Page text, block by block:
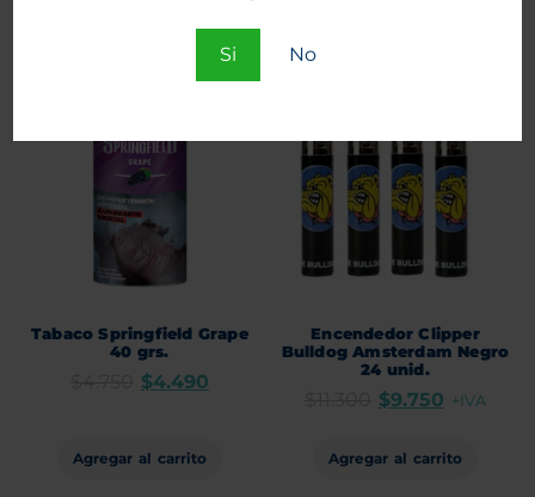
Si No
Agregar al carrito
-5%
Tabaco Springfield Grape
40 grs.
$4.490
Agregar al carrito
Encendedor Clipper
Bulldog Amsterdam Negro
24 unid.
$9.750 +IVA
Agregar al carrito